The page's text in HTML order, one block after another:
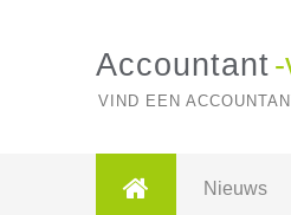
Accountant
VIND EEN
Nieuws